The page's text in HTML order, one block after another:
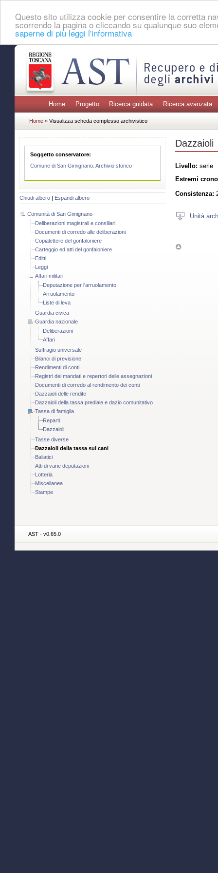
Questo sito utilizza cookie per consentire la corretta
scorrendo la pagina o cliccando su qualunque suo
saperne di più leggi l'informativa
Home Progetto Ricerca guidata Ricerca avanzata
Home » Visualizza scheda complesso archivistico
Soggetto conservatore:
Comune di San Gimignano. Archivio storico
Chiudi albero Espandi albero
Comunità di San Gimignano
Deliberazioni magistrali e consiliari
Documenti di corredo alle deliberazioni
Copialettere del gonfaloniere
Carteggio ed atti del gonfaloniere
Editti
Leggi
Affari militari
Deputazione per l'arruolamento
Arruolamento
Liste di leva
Guardia civica
Guardia nazionale
Deliberazioni
Affari
Suffragio universale
Bilanci di previsione
Rendimenti di conti
Registri dei mandati e repertori delle assegnazioni
Documenti di corredo al rendimento dei conti
Dazzaioli delle rendite
Dazzaioli della tassa prediale e dazio comunitativo
Tassa di famiglia
Reparti
Dazzaioli
Tasse diverse
Dazzaioli della tassa sui cani
Baliatici
Atti di varie deputazioni
Lotteria
Miscellanea
Stampe
Dazzaioli
Livello: serie
Estremi
Consistenza:
Unità
AST - v0.65.0